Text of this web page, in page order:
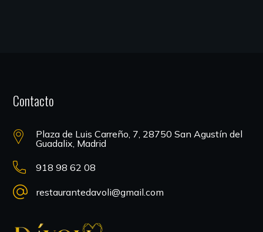
Contacto
Plaza de Luis Carreño, 7, 28750 San Agustín del
Guadalix, Madrid
918 98 62 08
restaurantedavoli@gmail.com